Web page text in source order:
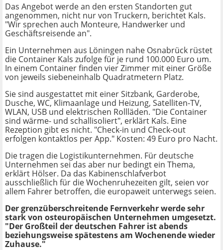
Das Angebot werde an den ersten Standorten gut
angenommen, nicht nur von Truckern, berichtet Kals.
"Wir sprechen auch Monteure, Handwerker und
Geschäftsreisende an".
Ein Unternehmen aus Löningen nahe Osnabrück rüstet
die Container Kals zufolge für je rund 100.000 Euro um.
In einem Container finden vier Zimmer mit einer Größe
von jeweils siebeneinhalb Quadratmetern Platz.
Sie sind ausgestattet mit einer Sitzbank, Garderobe,
Dusche, WC, Klimaanlage und Heizung, Satelliten-TV,
WLAN, USB und elektrischen Rollläden. "Die Container
sind wärme- und schallisoliert", erklärt Kals. Eine
Rezeption gibt es nicht. "Check-in und Check-out
erfolgen kontaktlos per App." Kosten: 49 Euro pro Nacht.
Die tragen die Logistikunternehmen. Für deutsche
Unternehmen sei das aber nur bedingt ein Thema,
erklärt Hölser. Da das Kabinenschlafverbot
ausschließlich für die Wochenruhezeiten gilt, seien vor
allem Fahrer betroffen, die europaweit unterwegs seien.
Der grenzüberschreitende Fernverkehr werde sehr
stark von osteuropäischen Unternehmen umgesetzt.
"Der Großteil der deutschen Fahrer ist abends
beziehungsweise spätestens am Wochenende wieder
Zuhause."